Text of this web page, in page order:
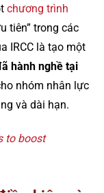
chương trình
tiên” trong các
IRCC là tạo một
hành nghề tại
nhóm nhân lực
và dài hạn.
to boost